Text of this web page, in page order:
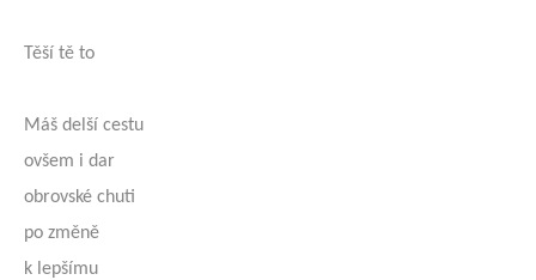
Těší tě to
Máš delší cestu
ovšem i dar
obrovské chuti
po změně
k lepšímu